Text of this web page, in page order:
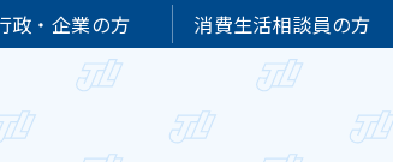
政・企業の方 消費生活相談員の方